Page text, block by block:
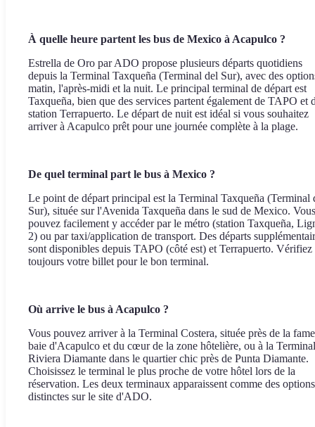
À quelle heure partent les bus de Mexico à Acapulco ?
Estrella de Oro par ADO propose plusieurs départs quotidiens
depuis la Terminal Taxqueña (Terminal del Sur), avec des
matin, l'après-midi et la nuit. Le principal terminal de départ est
Taxqueña, bien que des services partent également de TAPO et
station Terrapuerto. Le départ de nuit est idéal si vous souhaitez
arriver à Acapulco prêt pour une journée complète à la plage.
De quel terminal part le bus à Mexico ?
Le point de départ principal est la Terminal Taxqueña (Terminal
Sur), située sur l'Avenida Taxqueña dans le sud de Mexico. Vous
pouvez facilement y accéder par le métro (station Taxqueña,
2) ou par taxi/application de transport. Des départs
sont disponibles depuis TAPO (côté est) et Terrapuerto. Vérifiez
toujours votre billet pour le bon terminal.
Où arrive le bus à Acapulco ?
Vous pouvez arriver à la Terminal Costera, située près de la
baie d'Acapulco et du cœur de la zone hôtelière, ou à la Terminal
Riviera Diamante dans le quartier chic près de Punta Diamante.
Choisissez le terminal le plus proche de votre hôtel lors de la
réservation. Les deux terminaux apparaissent comme des options
distinctes sur le site d'ADO.